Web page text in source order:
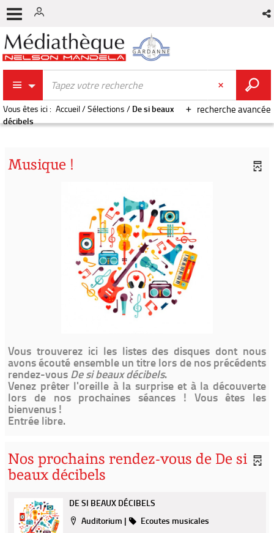
recherche avancée
Vous êtes ici : Accueil/Sélections / De si beaux
décibels
Musique !
Vous trouverez ici les listes des disques dont nous
avons écouté ensemble un titre lors de nos précédents
rendez-vousDe si beaux décibels.
Venez prêter l'oreille à la surprise et à la découverte
lors de nos prochaines séances ! Vous êtes les
bienvenus !
Entrée libre.
Nos prochains rendez-vous de De si
beaux décibels
DE SI BEAUX DÉCIBELS
Localisation
Auditorium | Catégorie
Ecoutes musicales